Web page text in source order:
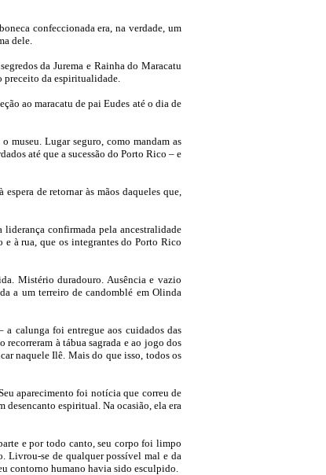
confeccionada era, na verdade, um
dele.
da Jurema e Rainha do Maracatu
preceito da espiritualidade.
ao maracatu de pai Eudes até o dia de
museu. Lugar seguro, como mandam as
até que a sucessão do Porto Rico – e
de retornar às mãos daqueles que,
liderança confirmada pela ancestralidade
e à rua, que os integrantes do Porto Rico
Mistério duradouro. Ausência e vazio
a um terreiro de candomblé em Olinda
a calunga foi entregue aos cuidados das
à tábua sagrada e ao jogo dos
naquele Ilê. Mais do que isso, todos os
aparecimento foi notícia que correu de
desencanto espiritual. Na ocasião, ela era
e por todo canto, seu corpo foi limpo
Livrou-se de qualquer possível mal e da
contorno humano havia sido esculpido.